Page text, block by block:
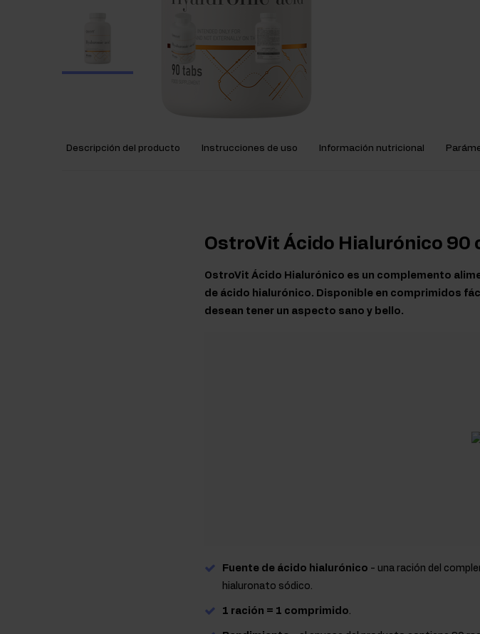
Descripción del producto Instrucciones de uso Información nutricional
OstroVit Ácido Hialurónico 90
OstroVit Ácido Hialurónico es un complemento
de ácido hialurónico. Disponible en comprimidos
desean tener un aspecto sano y bello.
Fuente de ácido hialurónico - una ración del
hialuronato sódico.
1 ración = 1 comprimido.